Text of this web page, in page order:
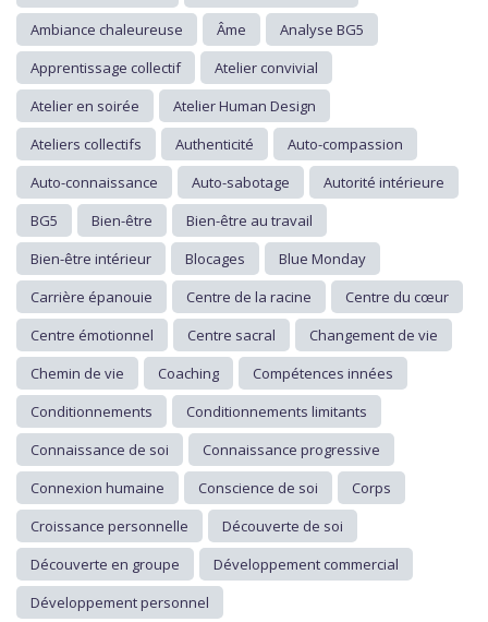
Ambiance chaleureuse
Âme
Analyse BG5
Apprentissage collectif
Atelier convivial
Atelier en soirée
Atelier Human Design
Ateliers collectifs
Authenticité
Auto-compassion
Auto-connaissance
Auto-sabotage
Autorité intérieure
BG5
Bien-être
Bien-être au travail
Bien-être intérieur
Blocages
Blue Monday
Carrière épanouie
Centre de la racine
Centre du cœur
Centre émotionnel
Centre sacral
Changement de vie
Chemin de vie
Coaching
Compétences innées
Conditionnements
Conditionnements limitants
Connaissance de soi
Connaissance progressive
Connexion humaine
Conscience de soi
Corps
Croissance personnelle
Découverte de soi
Découverte en groupe
Développement commercial
Développement personnel